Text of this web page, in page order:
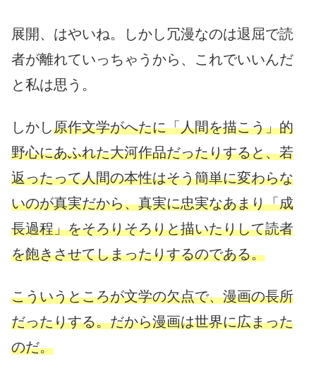
展開、はやいね。しかし冗漫なのは退屈で読
者が離れていっちゃうから、これでいいんだ
と私は思う。
しかし原作文学がへたに「人間を描こう」的
野心にあふれた大河作品だったりすると、若
返ったって人間の本性はそう簡単に変わらな
いのが真実だから、真実に忠実なあまり「成
長過程」をそろりそろりと描いたりして読者
を飽きさせてしまったりするのである。
こういうところが文学の欠点で、漫画の長所
だったりする。だから漫画は世界に広まった
のだ。